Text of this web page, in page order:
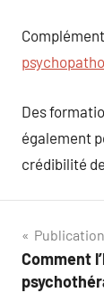
Des
également
crédibilité
de
Comment